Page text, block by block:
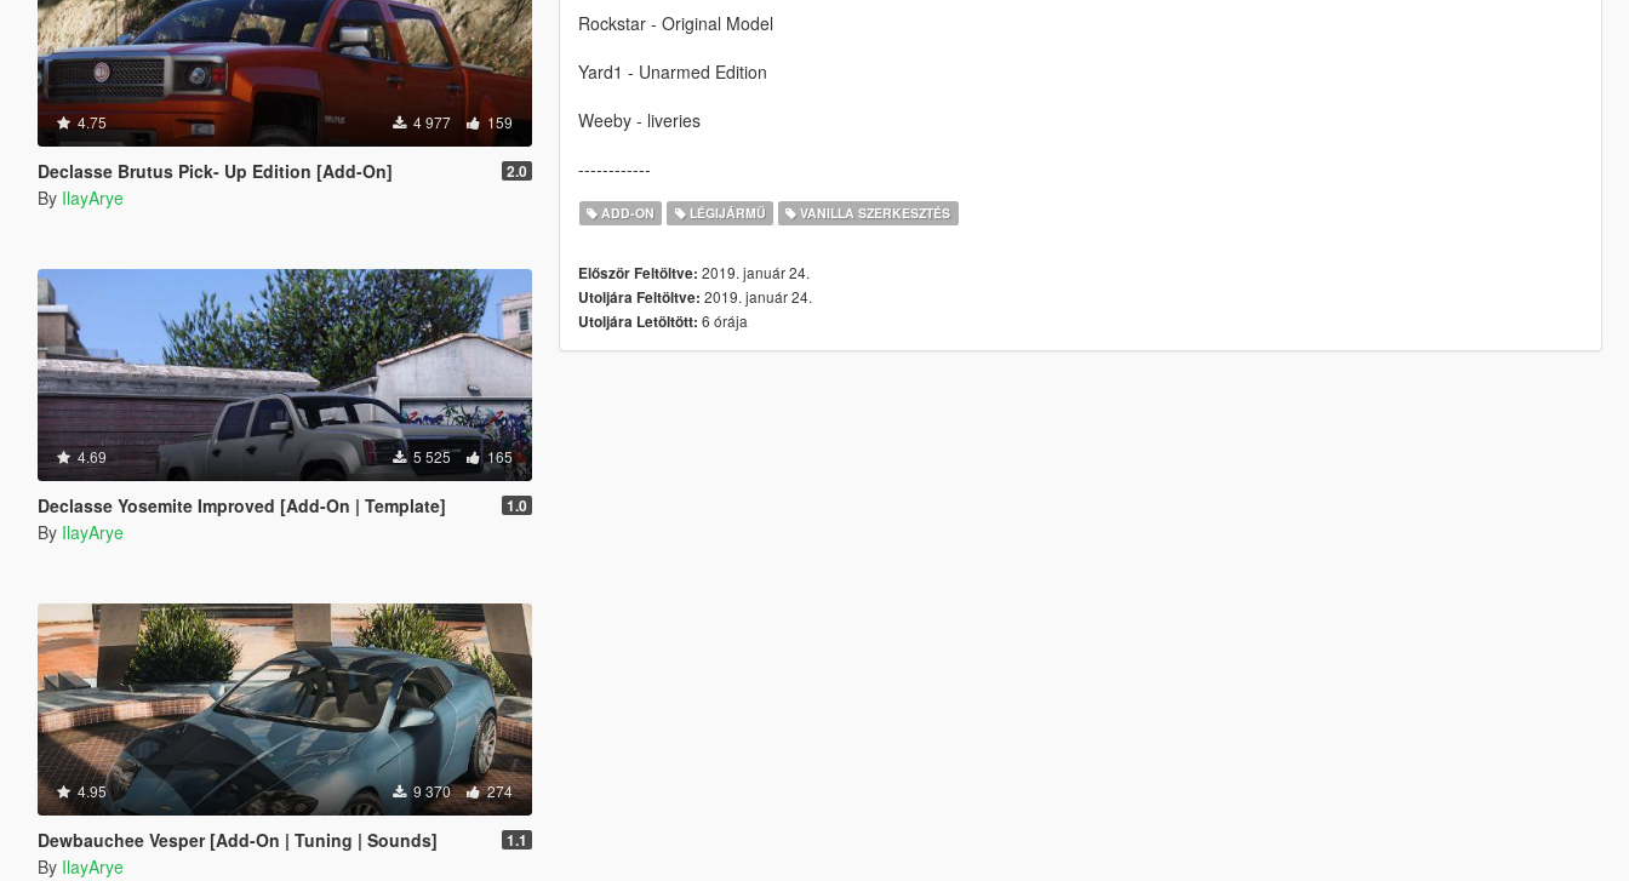
4.75 4 977 159
Declasse Brutus Pick- Up Edition [Add-On] 2.0
By IlayArye
4.69 5 525 165
Declasse Yosemite Improved [Add-On | Template] 1.0
By IlayArye
4.95 9 370 274
Dewbauchee Vesper [Add-On | Tuning | Sounds] 1.1
By IlayArye
Rockstar - Original Model
Yard1 - Unarmed Edition
Weeby - liveries
------------
ADD-ON LÉGIJÁRMŰ VANILLA SZERKESZTÉS
Először Feltöltve: 2019. január 24.
Utoljára Feltöltve: 2019. január 24.
Utoljára Letöltött: 6 órája